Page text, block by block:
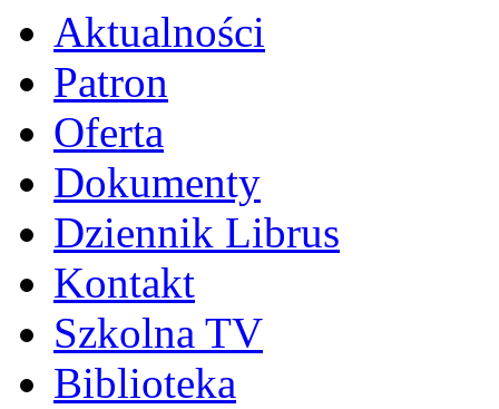
Aktualności
Patron
Oferta
Dokumenty
Dziennik Librus
Kontakt
Szkolna TV
Biblioteka